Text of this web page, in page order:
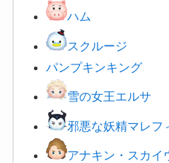
ハム
スクルージ
パンプキンキング
雪の女王エルサ
邪悪な妖精マレフ
アナキン・スカイ